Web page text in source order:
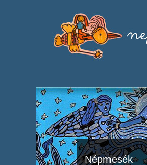
Népmesék